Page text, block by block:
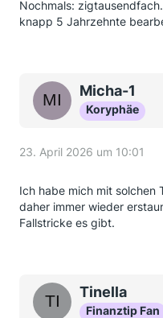
Nochmals:
knapp 5 Jahrzehnte
Micha-1
Koryphäe
23. April 2026 um 10:01
Ich habe mich mit solchen
daher immer wieder
Fallstricke es gibt.
Tinella
Finanztip Fan